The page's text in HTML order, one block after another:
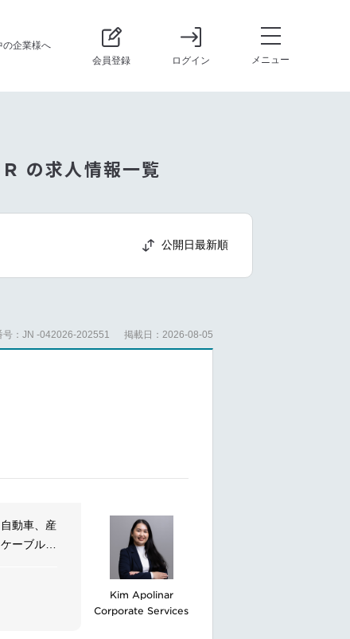
の企業様へ
会員登録
ログイン メニュー
の求人情報一覧
公開日最新順
号：JN -042026-202551 掲載日：2026-08-05
動車、産
ーブルア
Kim Apolinar
Corporate Services